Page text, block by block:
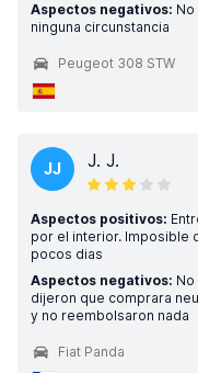
Aspectos negativos:
ninguna circunstancia
Peugeot 308 STW
JJ J. J.
Aspectos positivos:
por el interior. Imposible
pocos dias
Aspectos negativos:
dijeron que comprara
y no reembolsaron nada
Fiat Panda